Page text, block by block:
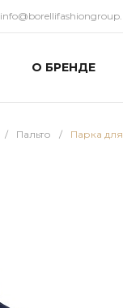
О БРЕНДЕ
/ Пальто / Парка